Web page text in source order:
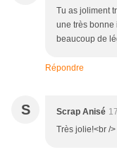
Tu as joliment
une très bonne
beaucoup de
Répondre
S Scrap Anisé
Très jolie!<br /